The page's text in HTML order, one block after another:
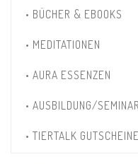
• BÜCHER & EBOOKS
• MEDITATIONEN
• AURA ESSENZEN
• AUSBILDUNG/
• TIERTALK GUTSCHEINE